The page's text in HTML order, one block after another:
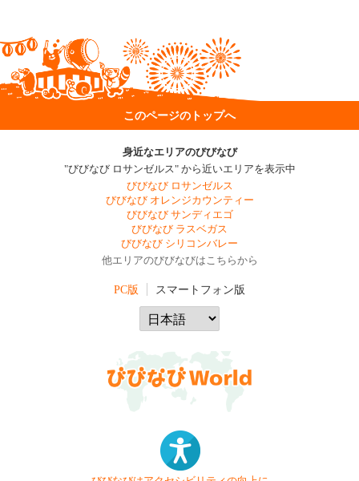
このページのトップへ
身近なエリアのびびなび
"びびなび ロサンゼルス" から近いエリアを表示中
びびなび ロサンゼルス
びびなび オレンジカウンティー
びびなび サンディエゴ
びびなび ラスベガス
びびなび シリコンバレー
他エリアのびびなびはこちらから
PC版 スマートフォン版